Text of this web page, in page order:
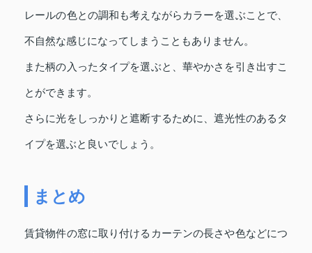
レールの色との調和も考えながらカラーを選ぶことで、
不自然な感じになってしまうこともありません。
また柄の入ったタイプを選ぶと、華やかさを引き出すこ
とができます。
さらに光をしっかりと遮断するために、遮光性のあるタ
イプを選ぶと良いでしょう。
まとめ
賃貸物件の窓に取り付けるカーテンの長さや色などにつ